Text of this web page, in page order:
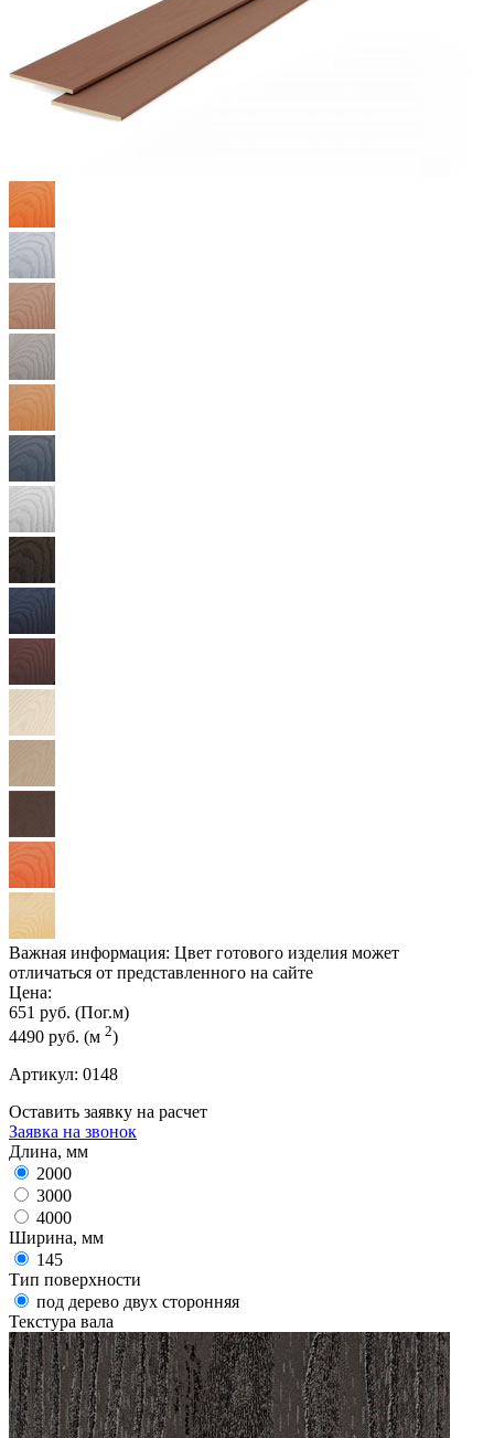
Важная информация: Цвет готового изделия может
отличаться от представленного на сайте
Цена:
651 руб. (Пог.м)
4490 руб. (м 2)
Артикул: 0148
Оставить заявку на расчет
Заявка на звонок
Длина, мм
2000
3000
4000
Ширина, мм
145
Тип поверхности
под дерево двух сторонняя
Текстура вала